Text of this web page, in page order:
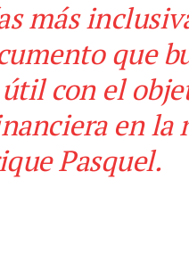
más
que
con el
en la
Pasquel.